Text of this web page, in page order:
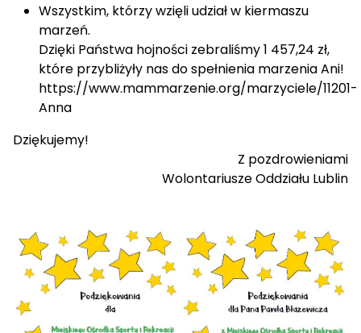
Wszystkim, którzy wzięli udział w kiermaszu
marzeń.
Dzięki Państwa hojności zebraliśmy 1 457,24 zł,
które przybliżyły nas do spełnienia marzenia Ani!
https://www.mammarzenie.org/marzyciele/11201-
Anna
Dziękujemy!
Z pozdrowieniami
Wolontariusze Oddziału Lublin